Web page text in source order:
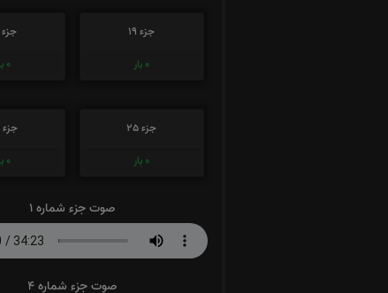
جزء 19
0 بار
جزء 20
0
جزء 25
0 بار
جزء 26
0
صوت جزء شماره 1
صوت جزء شماره 4